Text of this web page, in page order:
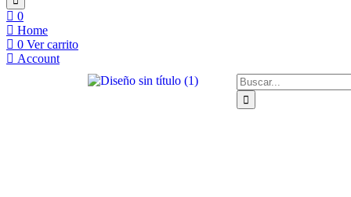
0
Home
0 Ver carrito
Account